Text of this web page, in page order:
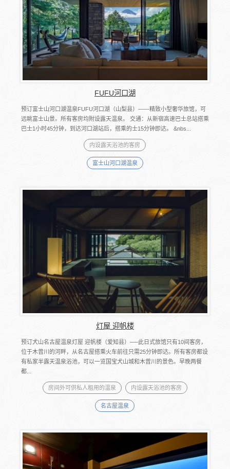
FUFU河口湖
预订富士山河口湖温泉FUFU河口湖（山梨县）――精致小型奢华旅馆，可
远眺富士山景。所有客房均附设露天温泉。 交通：从新宿高速巴士总站搭乘
巴士1小时45分钟，到达河口湖站后，搭乘的士15分钟即达。 &nbs...
内设露天浴池的客房
富士山河口湖温泉
灯屋 迎帆楼
预订犬山名古屋温泉灯屋 迎帆楼（爱知县）──此日式旅馆只有10间客房，
位于木曾川的河畔，从名古屋搭乘火车前往只需25分钟即达。所有客房都设
有私家半露天温泉浴池，可以一览国宝犬山城和木曾川的景色。早晚两餐
都...
房间外可供私人租用的温泉 内设露天浴池的客房
名古屋温泉